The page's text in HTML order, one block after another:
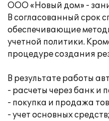
ООО «Новый дом» -
В согласованный срок
обеспечивающие
учетной политики.
процедуре создания
В результате работы
- расчеты через банк и
- покупка и продажа
- учет основных средств;